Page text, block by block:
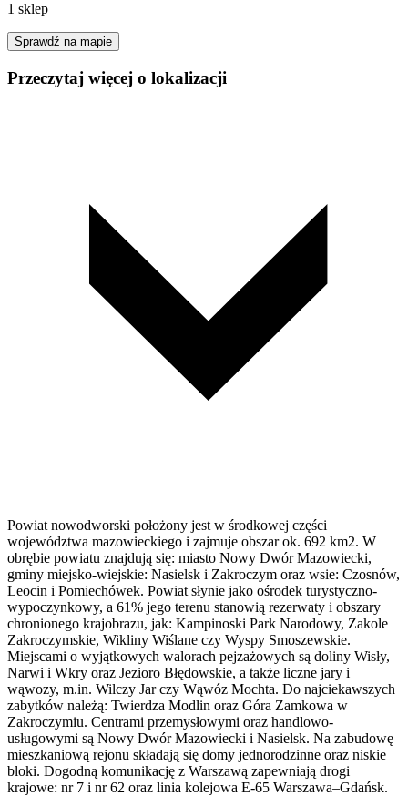
1 sklep
Sprawdź na mapie
Przeczytaj więcej o lokalizacji
Powiat nowodworski położony jest w środkowej części
województwa mazowieckiego i zajmuje obszar ok. 692 km2. W
obrębie powiatu znajdują się: miasto Nowy Dwór Mazowiecki,
gminy miejsko-wiejskie: Nasielsk i Zakroczym oraz wsie: Czosnów,
Leocin i Pomiechówek. Powiat słynie jako ośrodek turystyczno-
wypoczynkowy, a 61% jego terenu stanowią rezerwaty i obszary
chronionego krajobrazu, jak: Kampinoski Park Narodowy, Zakole
Zakroczymskie, Wikliny Wiślane czy Wyspy Smoszewskie.
Miejscami o wyjątkowych walorach pejzażowych są doliny Wisły,
Narwi i Wkry oraz Jezioro Błędowskie, a także liczne jary i
wąwozy, m.in. Wilczy Jar czy Wąwóz Mochta. Do najciekawszych
zabytków należą: Twierdza Modlin oraz Góra Zamkowa w
Zakroczymiu. Centrami przemysłowymi oraz handlowo-
usługowymi są Nowy Dwór Mazowiecki i Nasielsk. Na zabudowę
mieszkaniową rejonu składają się domy jednorodzinne oraz niskie
bloki. Dogodną komunikację z Warszawą zapewniają drogi
krajowe: nr 7 i nr 62 oraz linia kolejowa E-65 Warszawa–Gdańsk.